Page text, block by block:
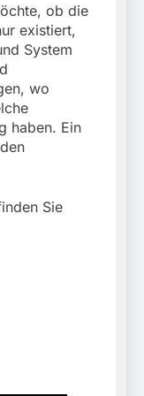
ob die
existiert,
System
wo
haben. Ein
Sie